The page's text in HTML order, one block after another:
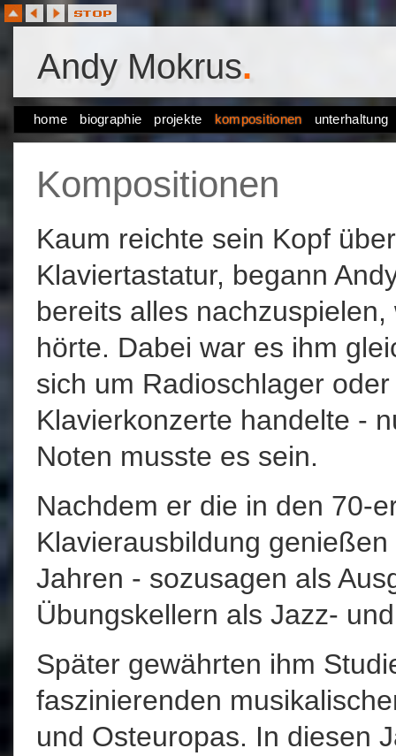
Andy Mokrus.
home biographie projekte kompositionen unterhaltung
Kompositionen
Kaum reichte sein Kopf
Klaviertastatur, begann
bereits alles nachzuspielen,
hörte. Dabei war es ihm
sich um Radioschlager oder
Klavierkonzerte handelte -
Noten musste es sein.
Nachdem er die in den 70-
Klavierausbildung
Jahren - sozusagen als
Übungskellern als Jazz-
Später gewährten ihm
faszinierenden
und Osteuropas. In diesen